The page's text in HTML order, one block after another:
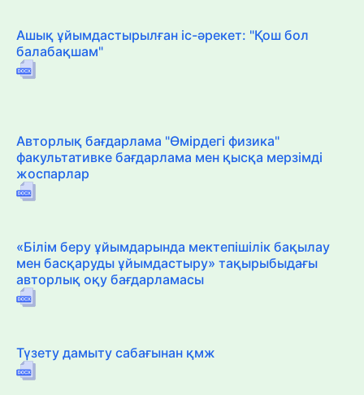
Ашық ұйымдастырылған іс-әрекет: "Қош бол
балабақшам"
Авторлық бағдарлама "Өмірдегі физика"
факультативке бағдарлама мен қысқа мерзімді
жоспарлар
«Білім беру ұйымдарында мектепішілік бақылау
мен басқаруды ұйымдастыру» тақырыбыдағы
авторлық оқу бағдарламасы
Түзету дамыту сабағынан қмж